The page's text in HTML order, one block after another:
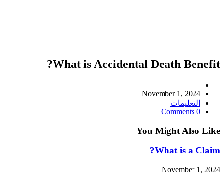
What is Accidental Death
November 1,
You Might
What is a
November